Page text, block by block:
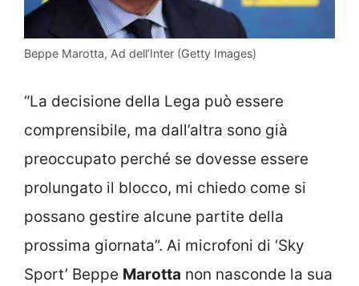
Beppe Marotta, Ad dell’Inter (Getty Images)
“La decisione della Lega può essere
comprensibile, ma dall’altra sono già
preoccupato perché se dovesse essere
prolungato il blocco, mi chiedo come si
possano gestire alcune partite della
prossima giornata”. Ai microfoni di ‘Sky
Sport’ Beppe Marotta non nasconde la sua